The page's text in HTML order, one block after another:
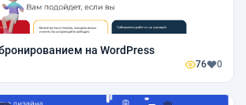
на WordPress
76 0